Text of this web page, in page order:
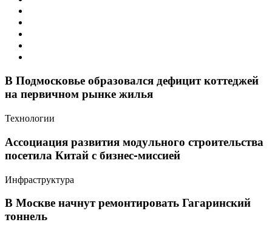
В Подмосковье образовался дефицит коттеджей
на первичном рынке жилья
Технологии
Ассоциация развития модульного строительства
посетила Китай с бизнес-миссией
Инфраструктура
В Москве начнут ремонтировать Гагаринский
тоннель